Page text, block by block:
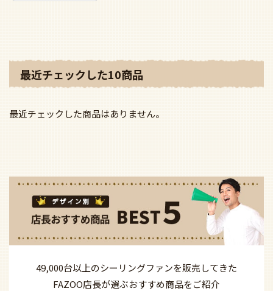
最近チェックした10商品
最近チェックした商品はありません。
49,000台以上のシーリングファンを販売してきた
FAZOO店長が選ぶおすすめ商品をご紹介